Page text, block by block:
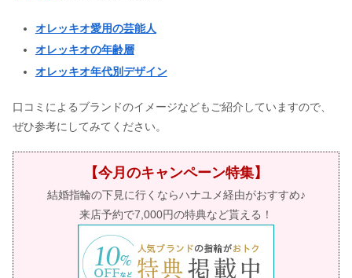
オレッキオ愛用の芸能人
オレッキオの年齢層
オレッキオ年代別デザイン
口コミによるブランドのイメージなどもご紹介していますので、
ぜひ参考にしてみてください。
【今月のキャンペーン特集】
結婚指輪の下見に行くならハナユメ経由がおすすめ♪
来店予約で7,000円の特典など貰える！